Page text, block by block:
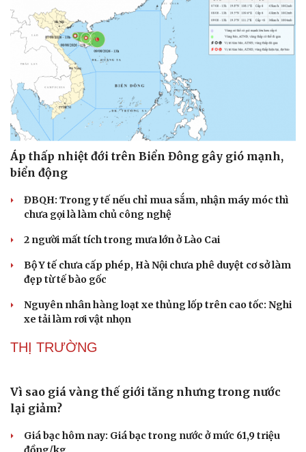
Meta bị buộc bồi thường 567 triệu USD vì gây hại cho trẻ
em
Nổ súng tại trường học ở Thái Lan gây thương vong lớn
Nhật Bản sẽ xây thêm nhiều nhà máy điện hạt nhân
XÃ HỘI
Áp thấp nhiệt đới trên Biển Đông gây gió mạnh,
biển động
ĐBQH: Trong y tế nếu chỉ mua sắm, nhận máy móc thì
2 người mất tích trong mưa lớn ở Lào Cai
Bộ Y tế chưa cấp phép, Hà Nội chưa phê duyệt cơ sở làm